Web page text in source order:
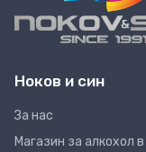
Ноков и син
За нас
Магазин за алкохол